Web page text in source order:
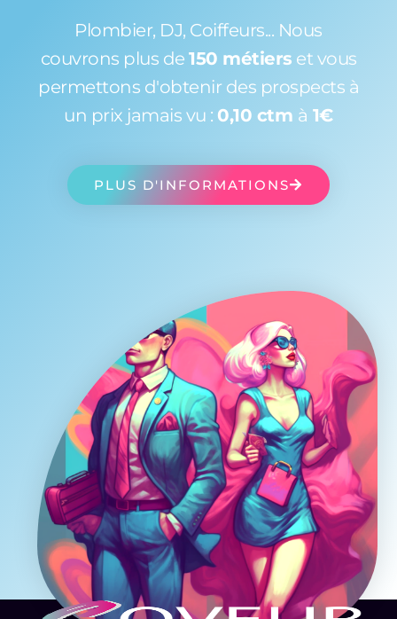
Plombier, DJ, Coiffeurs... Nous
couvrons plus de 150 métiers et vous
permettons d'obtenir des prospects à
un prix jamais vu : 0,10 ctm à 1€
PLUS D'INFORMATIONS